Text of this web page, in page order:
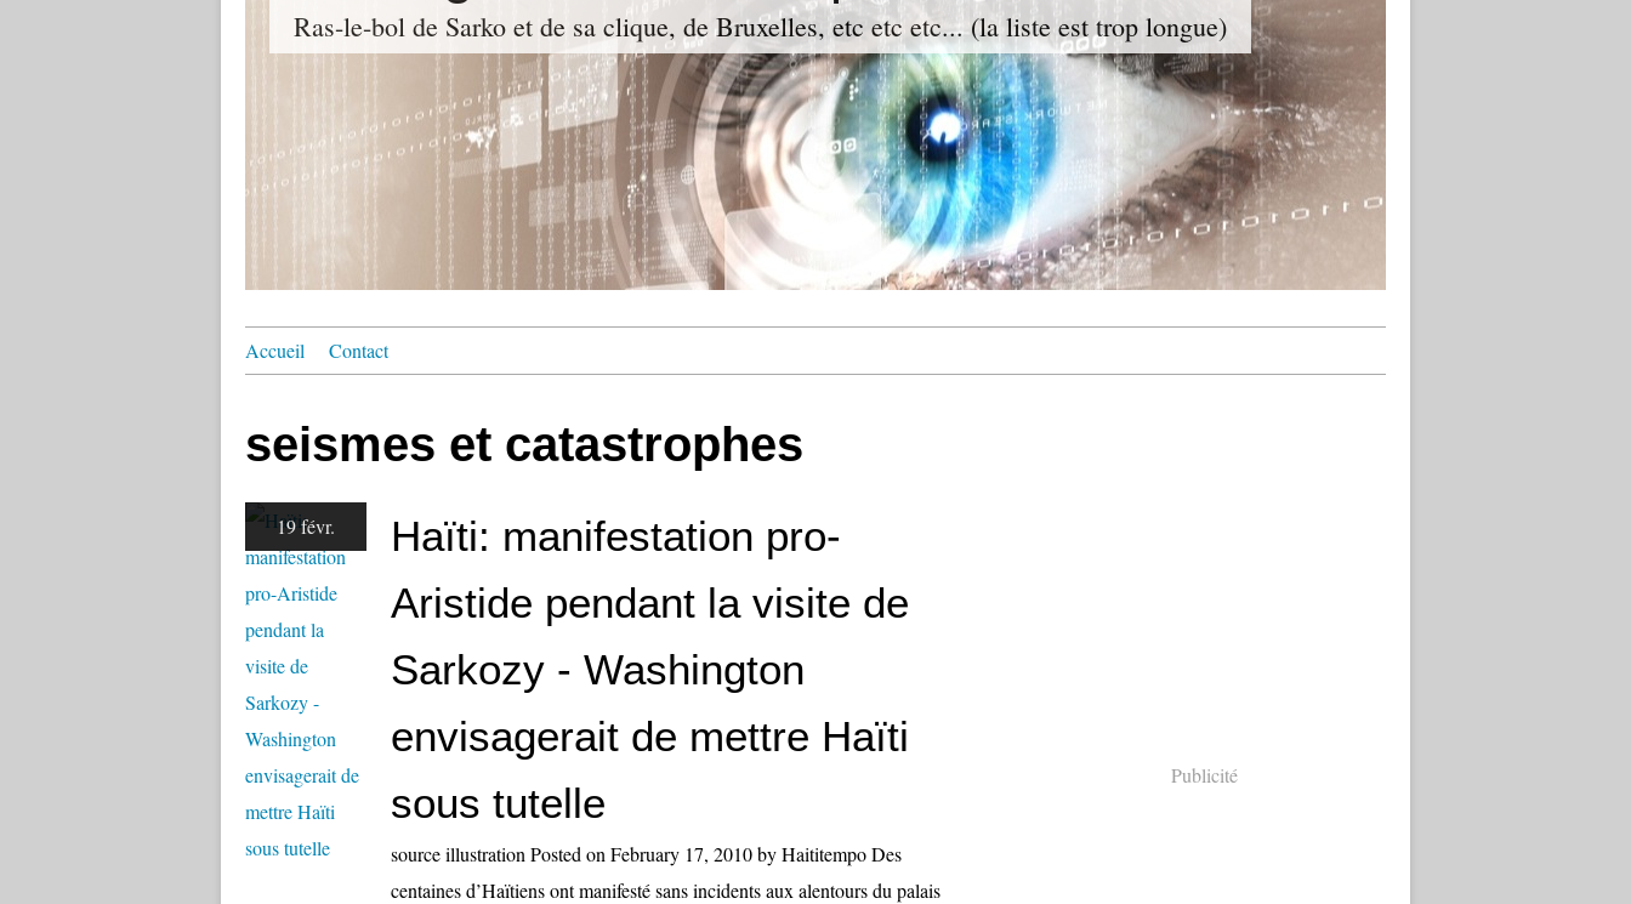
Ras-le-bol de Sarko et de sa clique, de Bruxelles, etc etc etc... (la liste est trop longue)
Accueil Contact
seismes et catastrophes
19 févr.
Haïti: manifestation pro-
Aristide pendant la visite de
Sarkozy - Washington
envisagerait de mettre Haïti
sous tutelle
source illustration Posted on February 17, 2010 by Haititempo Des
centaines d’Haïtiens ont manifesté sans incidents aux alentours du palais
Publicité